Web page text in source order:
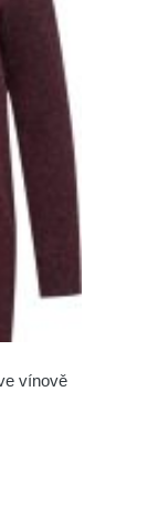
vínově